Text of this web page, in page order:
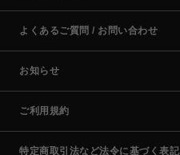
よくあるご質問 / お問い合わせ
お知らせ
ご利用規約
特定商取引法など法令に基づく表記